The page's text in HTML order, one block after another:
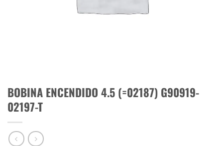
BOBINA ENCENDIDO 4.5 (=02187) G90919-
02197-T